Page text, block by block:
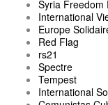
International
Europe
Red Flag
rs21
Spectre
Tempest
International